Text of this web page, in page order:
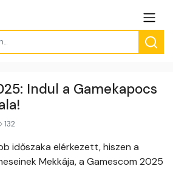
Indul a Gamekapocs
132
időszaka elérkezett, hiszen a
Mekkája, a Gamescom 2025